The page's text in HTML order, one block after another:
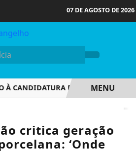
07 DE AGOSTO DE 2026
CANDIDATURA DE LULA ÀMENU
critica geração
‘Onde